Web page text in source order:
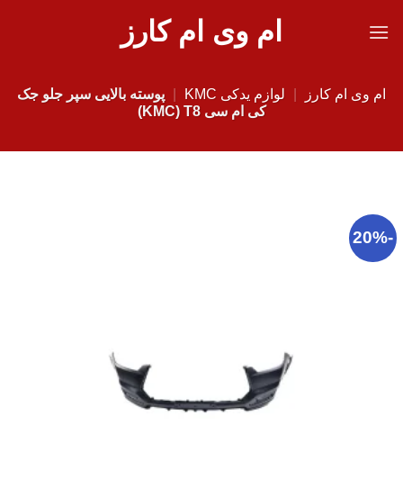
ام وی ام کارز
ام وی ام کارز لوازم یدکی KMC
پوسته بالایی سپر جلو جک
کی ام سی KMC) T8)
-20%